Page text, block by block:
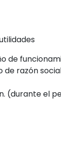
de
razón
(durante el